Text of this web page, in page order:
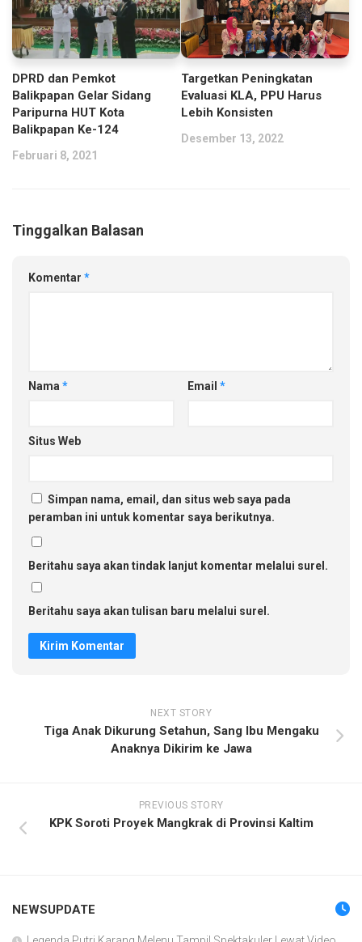
DPRD dan Pemkot
Balikpapan Gelar Sidang
Paripurna HUT Kota
Balikpapan Ke-124
Februari 8, 2021
Targetkan Peningkatan
Evaluasi KLA, PPU Harus
Lebih Konsisten
Desember 13, 2022
Tinggalkan Balasan
Komentar *
Nama * Email *
Situs Web
Simpan nama, email, dan situs web saya pada
peramban ini untuk komentar saya berikutnya.
Beritahu saya akan tindak lanjut komentar melalui surel.
Beritahu saya akan tulisan baru melalui surel.
NEXT STORY
Tiga Anak Dikurung Setahun, Sang Ibu Mengaku
Anaknya Dikirim ke Jawa
PREVIOUS STORY
KPK Soroti Proyek Mangkrak di Provinsi Kaltim
NEWSUPDATE